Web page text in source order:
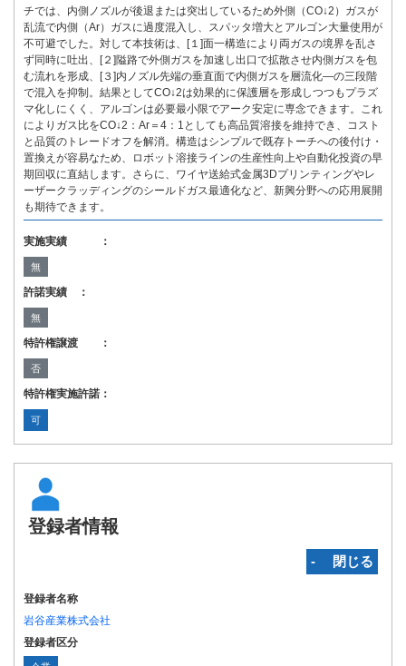
チでは、内側ノズルが後退または突出しているため外側（CO↓2）ガスが
乱流で内側（Ar）ガスに過度混入し、スパッタ増大とアルゴン大量使用が
不可避でした。対して本技術は、[１]面一構造により両ガスの境界を乱さ
ず同時に吐出、[２]隘路で外側ガスを加速し出口で拡散させ内側ガスを包
む流れを形成、[３]内ノズル先端の垂直面で内側ガスを層流化―の三段階
で混入を抑制。結果としてCO↓2は効果的に保護層を形成しつつもプラズ
マ化しにくく、アルゴンは必要最小限でアーク安定に専念できます。これ
によりガス比をCO↓2：Ar＝4：1としても高品質溶接を維持でき、コスト
と品質のトレードオフを解消。構造はシンプルで既存トーチへの後付け・
置換えが容易なため、ロボット溶接ラインの生産性向上や自動化投資の早
期回収に直結します。さらに、ワイヤ送給式金属3Dプリンティングやレ
ーザークラッディングのシールドガス最適化など、新興分野への応用展開
も期待できます。
実施実績 ：
無
許諾実績 ：
無
特許権譲渡 ：
否
特許権実施許諾：
可
登録者情報
‐ 閉じる
登録者名称
岩谷産業株式会社
登録者区分